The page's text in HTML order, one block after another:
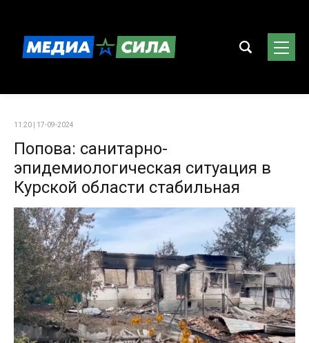
11:20 | 17-09-2024
Попова: санитарно-
эпидемиологическая ситуация в
Курской области стабильная